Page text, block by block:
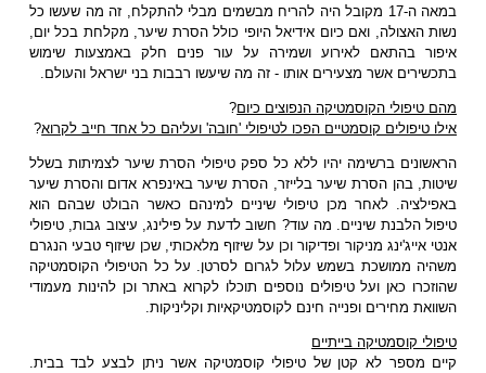
במאה ה-17 מקובל היה להריח מבשמים מבלי להתקלח, זה מה שעשו כל
נשות האצולה, ואם כיום אידיאל היופי כולל הסרת שיער, מקלחת בכל יום,
איפור בהתאם לאירוע ושמירה על עור פנים חלק באמצעות שימוש
בתכשירים אשר מצעירים אותו - זה מה שיעשו רבבות בני ישראל והעולם.
מהם טיפולי הקוסמטיקה הנפוצים כיום?
אילו טיפולים קוסמטיים הפכו לטיפולי 'חובה' ועליהם כל אחד חייב לקרוא?
הראשונים ברשימה יהיו ללא כל ספק טיפולי הסרת שיער לצמיתות בשלל
שיטות, בהן הסרת שיער בלייזר, הסרת שיער באינפרא אדום והסרת שיער
באפילציה. לאחר מכן טיפולי שיניים למינהם כאשר הבולט שבהם הוא
טיפול הלבנת שיניים. מה עוד? חשוב לדעת על פילינג, עיצוב גבות, טיפולי
אנטי אייג'ינג מניקור ופדיקור וכן על שיזוף מלאכותי, שכן שיזוף טבעי הנגרם
משהיה ממושכת בשמש עלול לגרום לסרטן. על כל הטיפולי הקוסמטיקה
שהוזכרו כאן ועל טיפולים נוספים תוכלו לקרוא באתר וכן להינות מעמודי
השוואת מחירים ופנייה חינם לקוסמטיקאיות וקליניקות.
טיפולי קוסמטיקה בייתיים
קיים מספר לא קטן של טיפולי קוסמטיקה אשר ניתן לבצע לבד בבית.